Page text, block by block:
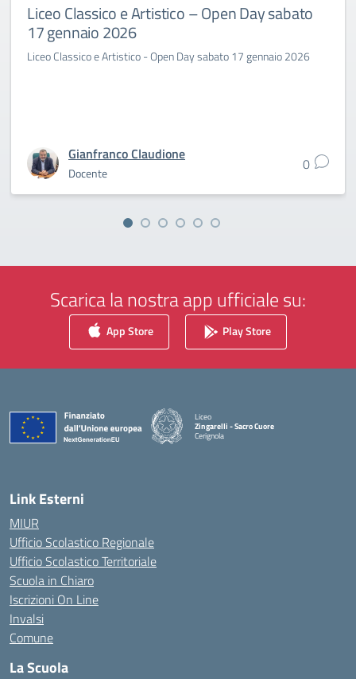
Liceo Classico e Artistico – Open Day sabato
17 gennaio 2026
Liceo Classico e Artistico - Open Day sabato 17 gennaio 2026
Gianfranco Claudione
Docente 0
Scarica la nostra app ufficiale su:
App Store Play Store
Liceo
Zingarelli - Sacro Cuore
Cerignola
— Visita la pagina iniziale della scuola
Link Esterni
MIUR
Ufficio Scolastico Regionale
Ufficio Scolastico Territoriale
Scuola in Chiaro
Iscrizioni On Line
Invalsi
Comune
La Scuola